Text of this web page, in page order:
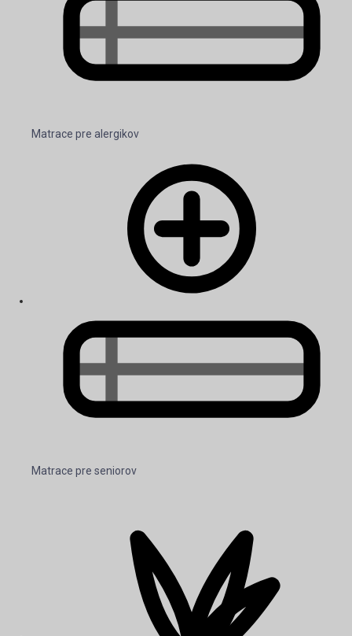
Matrace pre alergikov
Matrace pre seniorov